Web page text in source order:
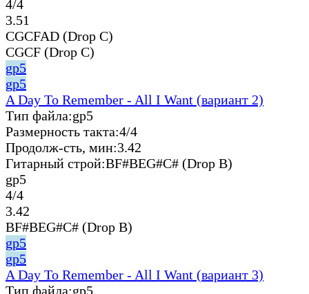
4/4
3.51
CGCFAD (Drop C)
CGCF (Drop C)
gp5
gp5
A Day To Remember - All I Want (вариант 2)
Тип файла:gp5
Размерность такта:4/4
Продолж-сть, мин:3.42
Гитарный строй:BF#BEG#C# (Drop B)
gp5
4/4
3.42
BF#BEG#C# (Drop B)
gp5
gp5
A Day To Remember - All I Want (вариант 3)
Тип файла:gp5